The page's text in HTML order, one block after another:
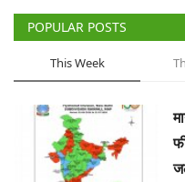
POPULAR POSTS
This Week